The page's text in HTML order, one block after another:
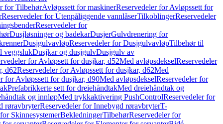
for TilbehørAvløpssett for maskinerReservedeler for Avløpssett for
Reservedeler for Utenpåliggende vannlåserTilkoblingerReservedeler
Reservedeler for
Dusjløsninger og badekarDusjerGulvdrenering for
DusjgulvavløpReservedeler for DusjgulvavløpTilbehør til
veggslukDusjkar og dusjgulvDusjgulv av
for Avløpsett for dusjkar, d52Med avløpsdekselReservedeler
d62Reservedeler for Avløpssett for dusjkar, d62Med
for Avløpssett for dusjkar, d90Med avløpsdekselReservedeler for
Prefabrikkerte sett for dreiehåndtakMed dreiehåndtak og
og innløpMed trykkaktivering PushControlReservedeler for
røravbryterReservedeler for Innebygd røravbryterT-
SkinnesystemerBekledningerTilbehørReservedeler for